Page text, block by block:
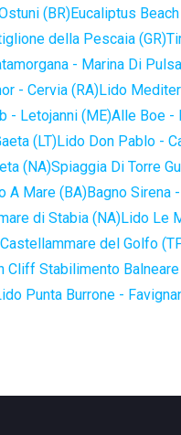
(BR)Eucaliptus
della Pescaia (GR)
- Marina Di
- Cervia (RA)Lido
- Letojanni (ME)Alle Boe -
(LT)Lido Don Pablo -
(NA)Spiaggia Di Torre
A Mare (BA)Bagno Sirena
di Stabia (NA)Lido Le
del Golfo
Cliff Stabilimento
Punta Burrone -